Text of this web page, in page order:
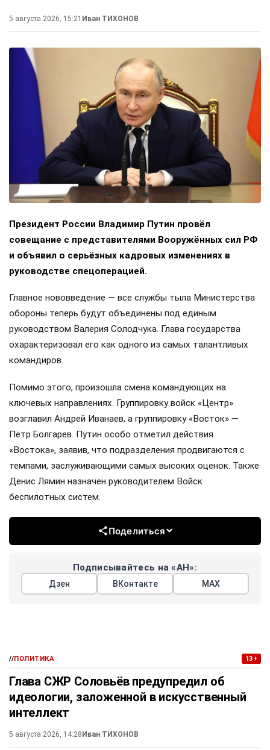
5 августа 2026, 15:21 Иван ТИХОНОВ
Президент России Владимир Путин провёл
совещание с представителями Вооружённых сил РФ
и объявил о серьёзных кадровых изменениях в
руководстве спецоперацией.
Главное нововведение — все службы тыла Министерства
обороны теперь будут объединены под единым
руководством Валерия Солодчука. Глава государства
охарактеризовал его как одного из самых талантливых
командиров.
Помимо этого, произошла смена командующих на
ключевых направлениях. Группировку войск «Центр»
возглавил Андрей Иванаев, а группировку «Восток» —
Пётр Болгарев. Путин особо отметил действия
«Востока», заявив, что подразделения продвигаются с
темпами, заслуживающими самых высоких оценок. Также
Денис Лямин назначен руководителем Войск
беспилотных систем.
Поделиться
Подписывайтесь на «АН»:
Дзен ВКонтакте МАХ
//ПОЛИТИКА 13+
Глава СЖР Соловьёв предупредил об
идеологии, заложенной в искусственный
интеллект
5 августа 2026, 14:28Иван ТИХОНОВ